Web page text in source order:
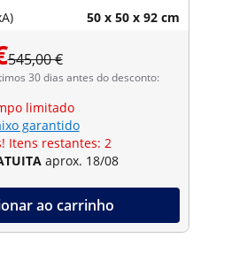
50 x 50 x 92 cm
545,00 €
30 dias antes do desconto:
limitado
garantido
Itens restantes: 2
aprox. 18/08
ao carrinho